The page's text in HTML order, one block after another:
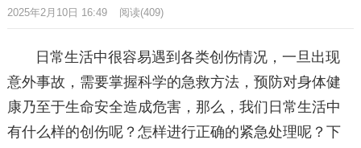
2025年2月10日 16:49
阅读(409)
日常生活中很容易遇到各类创伤情况，一旦出现
意外事故，需要掌握科学的急救方法，预防对身体健
康乃至于生命安全造成危害，那么，我们日常生活中
有什么样的创伤呢？怎样进行正确的紧急处理呢？下